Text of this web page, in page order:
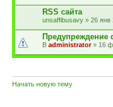
RSS сайта
unsaffibusavy » 26 янв
administrator» 16
Начать новую тему